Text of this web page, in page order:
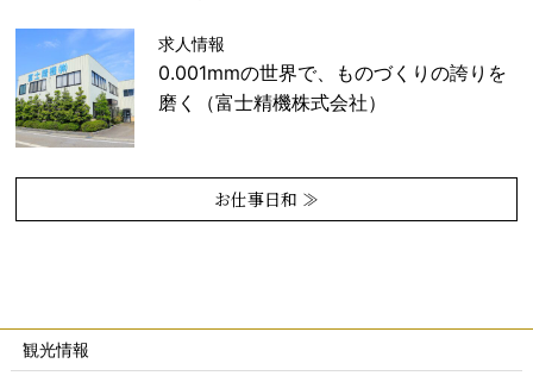
求人情報
0.001mmの世界で、ものづくりの誇りを
磨く（富士精機株式会社）
お仕事日和 ≫
観光情報